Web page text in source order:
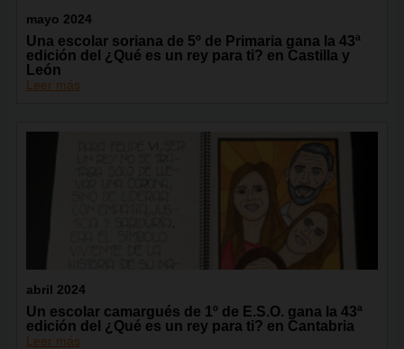
mayo 2024
Una escolar soriana de 5º de Primaria gana la 43ª
edición del ¿Qué es un rey para ti? en Castilla y
León
Leer más
abril 2024
Un escolar camargués de 1º de E.S.O. gana la 43ª
edición del ¿Qué es un rey para ti? en Cantabria
Leer más